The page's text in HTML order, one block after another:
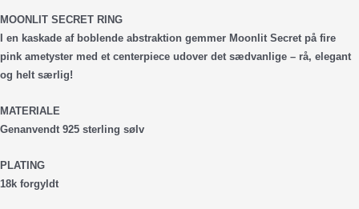
MOONLIT SECRET RING
I en kaskade af boblende abstraktion gemmer Moonlit Secret på fire
pink ametyster med et centerpiece udover det sædvanlige – rå, elegant
og helt særlig!
MATERIALE
Genanvendt 925 sterling sølv
PLATING
18k forgyldt